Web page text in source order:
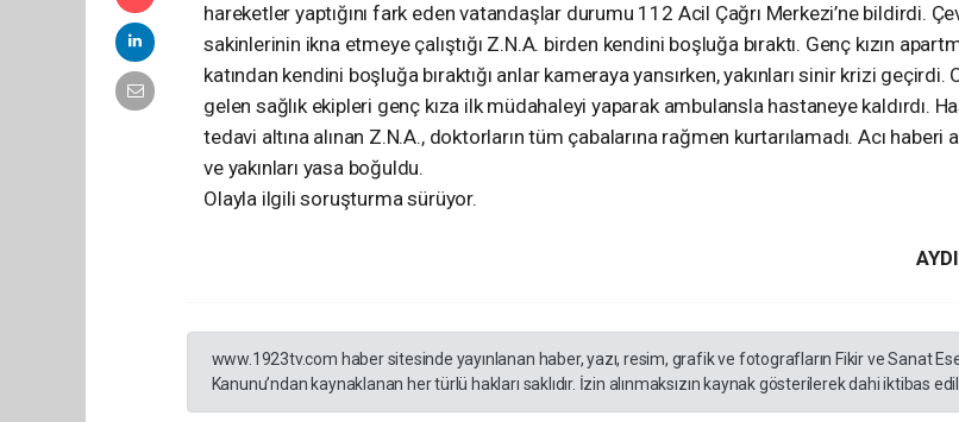
hareketler yaptığını fark eden vatandaşlar durumu 112 Acil Çağrı Merkezi’ne bildirdi.
sakinlerinin ikna etmeye çalıştığı Z.N.A. birden kendini boşluğa bıraktı. Genç kızın
katından kendini boşluğa bıraktığı anlar kameraya yansırken, yakınları sinir krizi geçirdi.
gelen sağlık ekipleri genç kıza ilk müdahaleyi yaparak ambulansla hastaneye kaldırdı.
tedavi altına alınan Z.N.A., doktorların tüm çabalarına rağmen kurtarılamadı. Acı haberi
ve yakınları yasa boğuldu.
Olayla ilgili soruşturma sürüyor.
www.1923tv.com haber sitesinde yayınlanan haber, yazı, resim, grafik ve fotografların Fikir ve Sanat
Kanunu’ndan kaynaklanan her türlü hakları saklıdır. İzin alınmaksızın kaynak gösterilerek dahi iktibas